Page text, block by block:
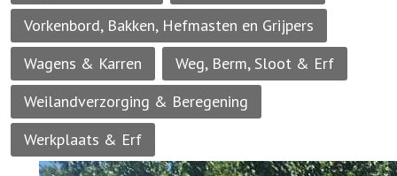
Vorkenbord, Bakken, Hefmasten en Grijpers
Wagens & Karren
Weg, Berm, Sloot & Erf
Weilandverzorging & Beregening
Werkplaats & Erf